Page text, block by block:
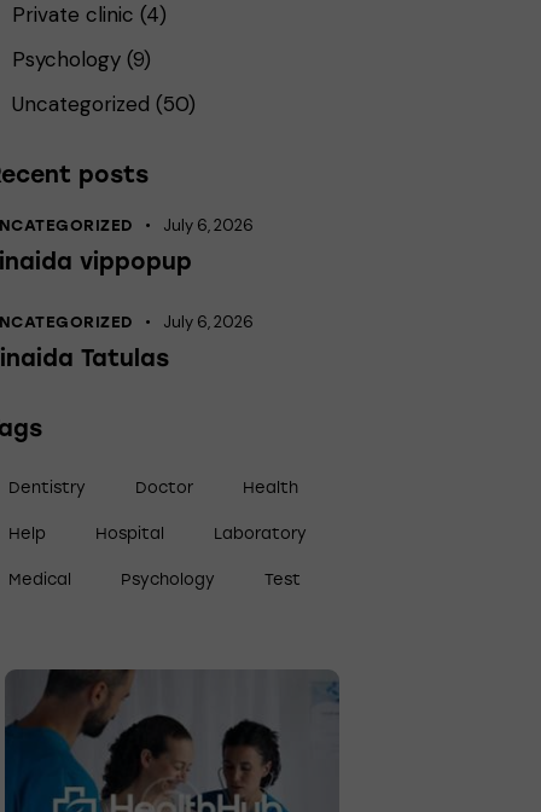
Private clinic (4)
Psychology(9)
Uncategorized (50)
posts
July 6, 2026
vippopup
July 6, 2026
Tatulas
Dentistry Doctor Health
Help Hospital Laboratory
Medical Psychology Test